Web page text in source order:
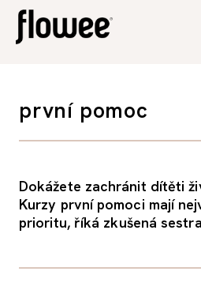
RODINA A
první pomoc
Dokážete zachránit dítěti
Kurzy první pomoci mají
prioritu, říká zkušená sestra